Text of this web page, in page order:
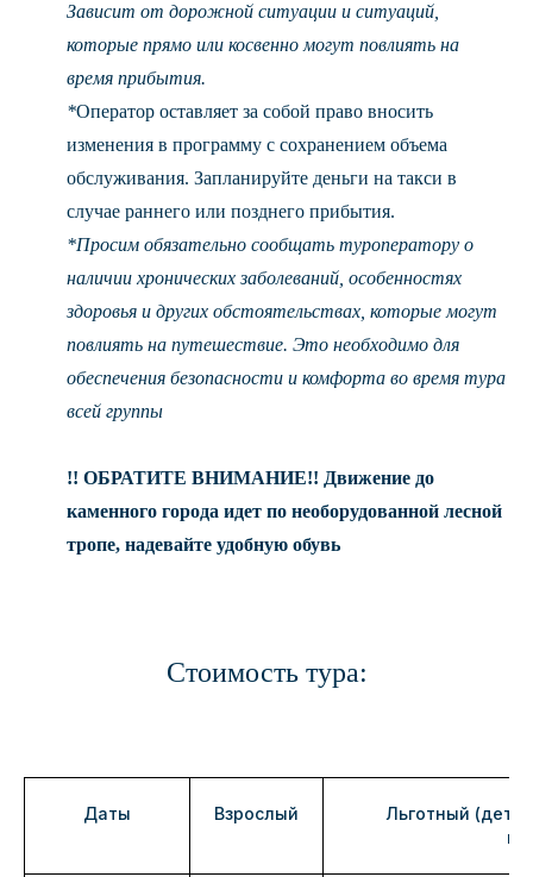
Зависит от дорожной ситуации и ситуаций,
которые прямо или косвенно могут повлиять на
время прибытия.
*Оператор оставляет за собой право вносить
изменения в программу с сохранением объема
обслуживания. Запланируйте деньги на такси в
случае раннего или позднего прибытия.
*Просим обязательно сообщать туроператору о
наличии хронических заболеваний, особенностях
здоровья и других обстоятельствах, которые могут
повлиять на путешествие. Это необходимо для
обеспечения безопасности и комфорта во время тура
всей группы
!! ОБРАТИТЕ ВНИМАНИЕ!! Движение до
каменного города идет по необорудованной лесной
тропе, надевайте удобную обувь
Стоимость тура:
Даты Взрослый
Льготный (дети